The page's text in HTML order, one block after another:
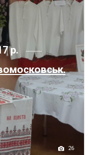
р.
26